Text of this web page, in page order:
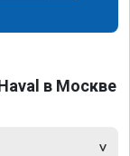
в Москве